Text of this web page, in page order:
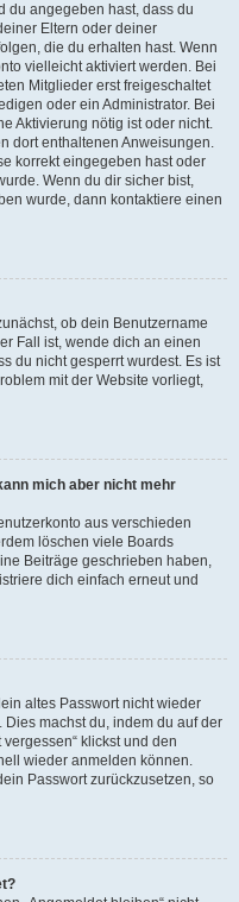
du angegeben hast, dass du
Eltern oder deiner
die du erhalten hast. Wenn
vielleicht aktiviert werden. Bei
Mitglieder erst freigeschaltet
oder ein Administrator. Bei
Aktivierung nötig ist oder nicht.
dort enthaltenen Anweisungen.
korrekt eingegeben hast oder
Wenn du dir sicher bist,
wurde, dann kontaktiere einen
ob dein Benutzername
Fall ist, wende dich an einen
du nicht gesperrt wurdest. Es ist
mit der Website vorliegt,
mich aber nicht mehr
aus verschieden
löschen viele Boards
Beiträge geschrieben haben,
dich einfach erneut und
altes Passwort nicht wieder
machst du, indem du auf der
klickst und den
wieder anmelden können.
Passwort zurückzusetzen, so